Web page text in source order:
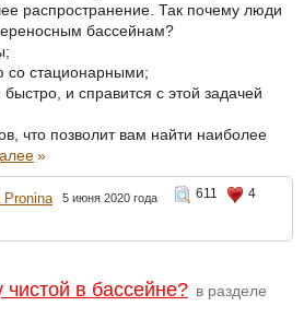
распространение. Так почему люди
бассейнам?
со стационарными;
быстро, и справится с этой задачей
что позволит вам найти наиболее
»
Pronina 5 июня 2020 года 611
4
чистой в бассейне? в разделе